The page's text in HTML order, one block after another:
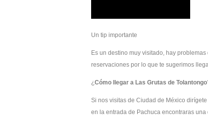
Un tip importante
Es un destino muy visitado, hay
reservaciones por lo que te sugerimos
¿Cómo llegar a Las Grutas de Tolantongo
Si nos visitas de Ciudad de México
en la entrada de Pachuca encontraras